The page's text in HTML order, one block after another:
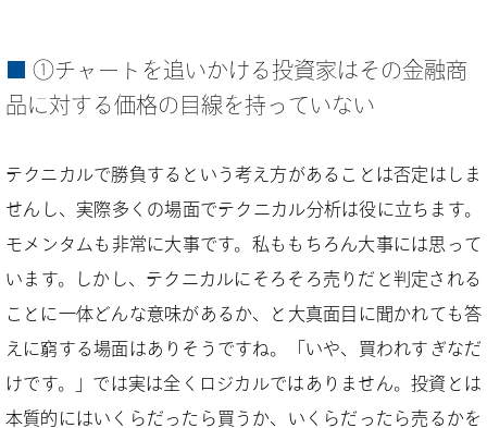
①チャートを追いかける投資家はその金融商
品に対する価格の目線を持っていない
テクニカルで勝負するという考え方があることは否定はしま
せんし、実際多くの場面でテクニカル分析は役に立ちます。
モメンタムも非常に大事です。私ももちろん大事には思って
います。しかし、テクニカルにそろそろ売りだと判定される
ことに一体どんな意味があるか、と大真面目に聞かれても答
えに窮する場面はありそうですね。「いや、買われすぎなだ
けです。」では実は全くロジカルではありません。投資とは
本質的にはいくらだったら買うか、いくらだったら売るかを